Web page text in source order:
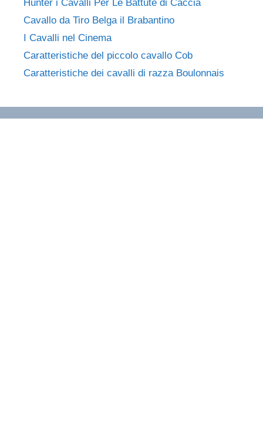
Hunter i Cavalli Per Le Battute di Caccia
Cavallo da Tiro Belga il Brabantino
I Cavalli nel Cinema
Caratteristiche del piccolo cavallo Cob
Caratteristiche dei cavalli di razza Boulonnais